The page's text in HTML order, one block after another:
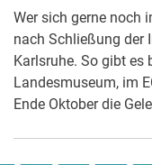
Wer sich gerne noch
nach Schließung der
Karlsruhe. So gibt es
Landesmuseum, im
Ende Oktober die